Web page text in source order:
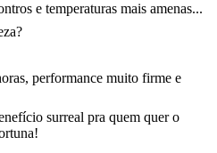
e temperaturas mais amenas...
performance muito firme e
surreal pra quem quer o